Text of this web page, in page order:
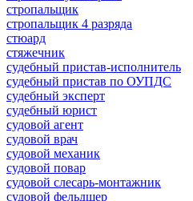
стропальщик
стропальщик 4 разряда
стюард
стяжечник
судебный пристав-исполнитель
судебный пристав по ОУПДС
судебный эксперт
судебный юрист
судовой агент
судовой врач
судовой механик
судовой повар
судовой слесарь-монтажник
судовой фельдшер